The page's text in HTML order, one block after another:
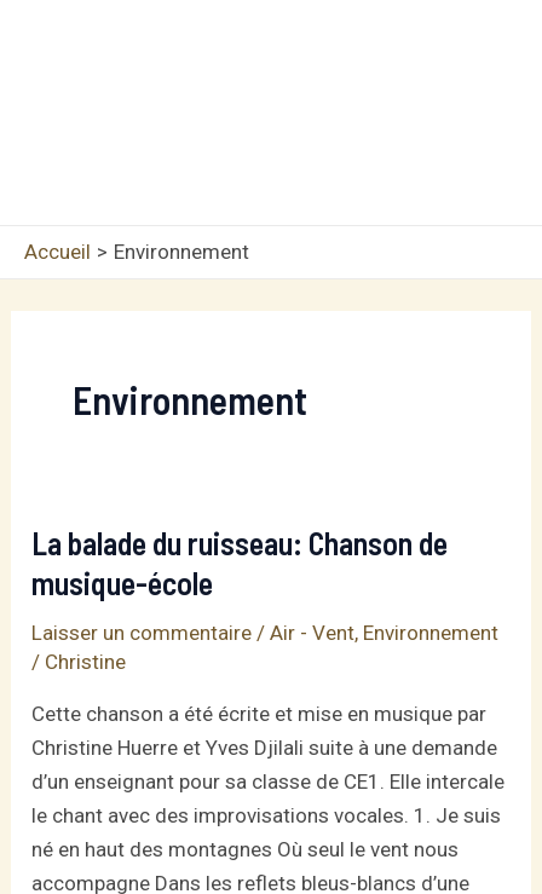
Accueil Environnement
Environnement
La balade du ruisseau: Chanson de
musique-école
Laisser un commentaire /Air - Vent, Environnement
/ Christine
Cette chanson a été écrite et mise en musique par
Christine Huerre et Yves Djilali suite à une demande
d’un enseignant pour sa classe de CE1. Elle intercale
le chant avec des improvisations vocales. 1. Je suis
né en haut des montagnes Où seul le vent nous
accompagne Dans les reflets bleus-blancs d’une